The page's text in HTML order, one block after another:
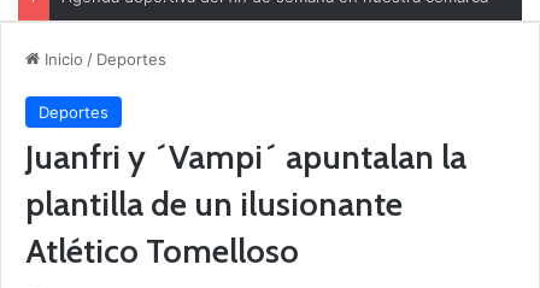
Inicio / Deportes
Deportes
Juanfri y ´Vampi´ apuntalan la
plantilla de un ilusionante
Atlético Tomelloso